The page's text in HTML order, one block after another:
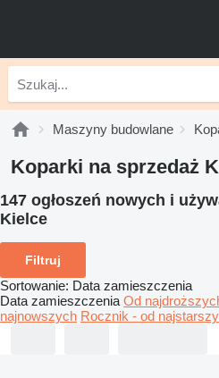
Maszyny budowlane
Koparki na sprzedaż
147 ogłoszeń nowych i
Kielce
Filtruj
Sortowanie: Data zamieszczenia
Data zamieszczenia Od
najnowszych Rocznik - od